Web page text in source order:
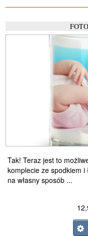
Tak! Teraz jest to
komplecie ze spodkiem i
na własny sposób ...